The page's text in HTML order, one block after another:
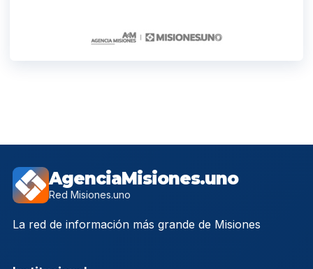
AgenciaMisiones.uno
Red Misiones.uno
La red de información más grande de Misiones